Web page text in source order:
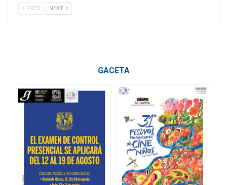
PREV NEXT
GACETA